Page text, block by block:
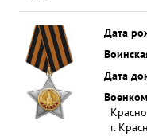
Дата
Дата
г.